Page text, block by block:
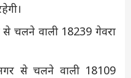
चलने वाली 18239 गेवरा
से चलने वाली 18109